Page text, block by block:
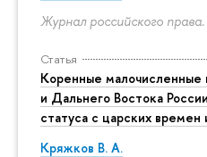
Журнал российского
Статья
Коренные
и Дальнего Востока
статуса с царских
Кряжков В. А.